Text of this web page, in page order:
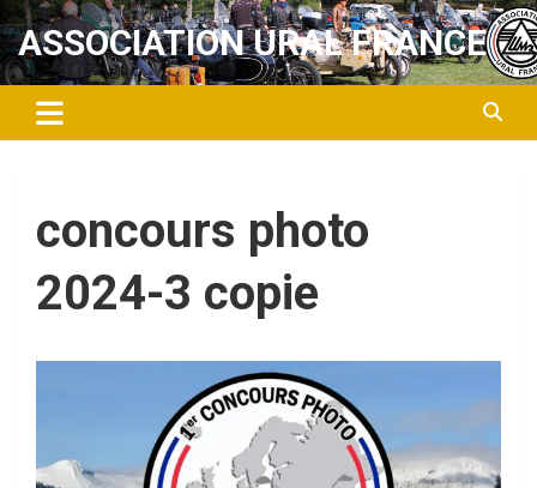
Aller
au
contenu
ASSOCIATION URAL FRANCE
concours photo
2024-3 copie